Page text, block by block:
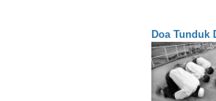
Doa Tunduk